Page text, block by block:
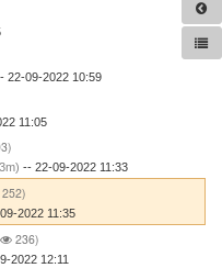
22-09-2022 10:59
11:05
-- 22-09-2022 11:33
252)
2022 11:35
236)
2022 12:11